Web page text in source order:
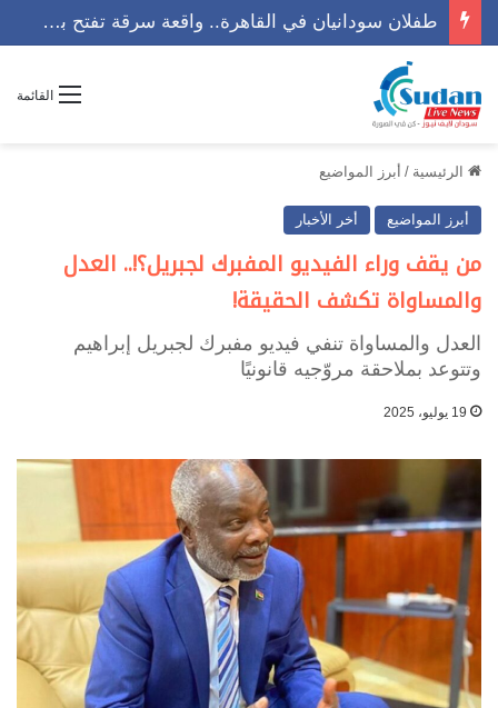
القائمة
الرئيسية / أبرز المواضيع
أبرز المواضيع أخر الأخبار
من يقف وراء الفيديو المفبرك لجبريل؟!.. العدل
والمساواة تكشف الحقيقة!
العدل والمساواة تنفي فيديو مفبرك لجبريل إبراهيم
وتتوعد بملاحقة مروّجيه قانونيًا
19 يوليو، 2025